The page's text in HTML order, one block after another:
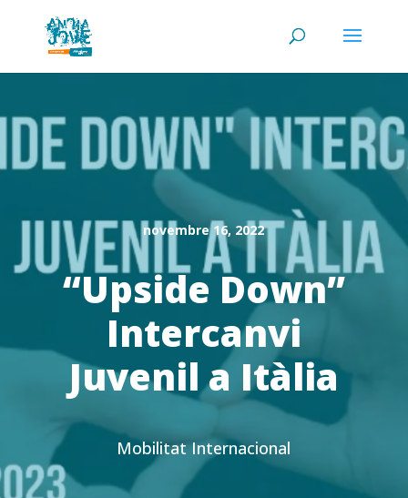
novembre 16, 2022
“Upside Down”
Intercanvi
Juvenil a Itàlia
Mobilitat Internacional